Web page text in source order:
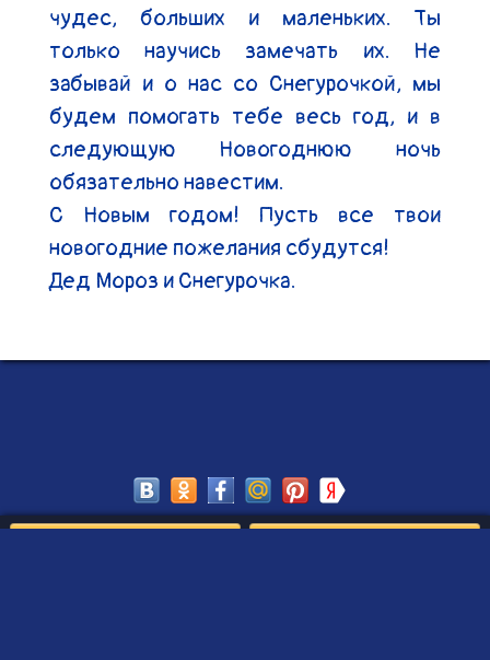
чудес, больших и маленьких. Ты
только научись замечать их. Не
забывай и о нас со Снегурочкой, мы
будем помогать тебе весь год, и в
следующую Новогоднюю ночь
обязательно навестим.
С Новым годом! Пусть все твои
новогодние пожелания сбудутся!
Дед Мороз и Снегурочка.